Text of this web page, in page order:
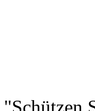
"Schützen